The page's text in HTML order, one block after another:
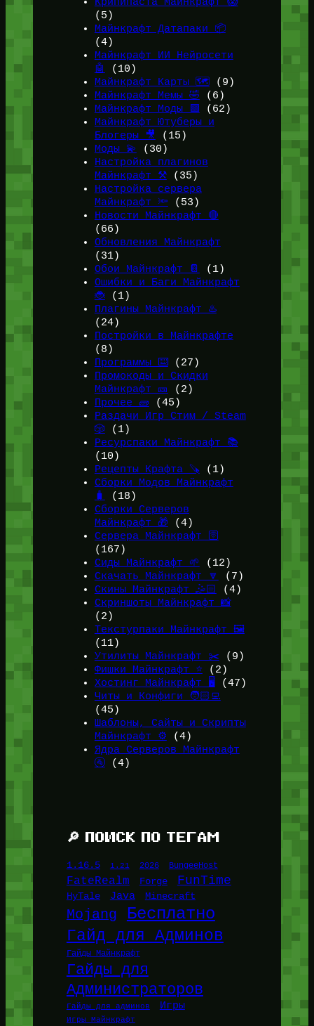
Крипипаста Майнкрафт 😱
(5)
Майнкрафт Датапаки 📦
(4)
Майнкрафт ИИ Нейросети
🤖
(10)
Майнкрафт Карты 🗺️(9)
Майнкрафт Мемы 🤣 (6)
Майнкрафт Моды 🟩 (62)
Майнкрафт Ютуберы и
Блогеры 🎥
(15)
Моды 💫
(30)
Настройка плагинов
Майнкрафт ⚒️(35)
Настройка сервера
Майнкрафт 🔦 (53)
Новости Майнкрафт 🔴
(66)
Обновления Майнкрафт
(31)
Обои Майнкрафт 📔
(1)
Ошибки и Баги Майнкрафт
🐞(1)
Плагины Майнкрафт ♨️
(24)
Постройки в Майнкрафте
(8)
Программы ⌨️(27)
Промокоды и Скидки
Майнкрафт 🎫
(2)
Прочее 🧱 (45)
Раздачи Игр Стим / Steam
🎲 (1)
Ресурспаки Майнкрафт 📚
(10)
Рецепты Крафта 🪚 (1)
Сборки Модов Майнкрафт
🧳
(18)
Сборки Серверов
Майнкрафт 🎁 (4)
Сервера Майнкрафт 🛜
(167)
Сиды Майнкрафт 🌱
(12)
Скачать Майнкрафт 🔽
(7)
Скины Майнкрафт 🤹🏻
(4)
Скриншоты Майнкрафт 📸
(2)
Текстурпаки Майнкрафт 🖼️
(11)
Утилиты Майнкрафт ✂️ (9)
Фишки Майнкрафт ⭐(2)
Хостинг Майнкрафт 🖥️ (47)
Читы и Конфиги 🧑🏻‍💻
(45)
Шаблоны, Сайты и Скрипты
Майнкрафт ⚙️ (4)
Ядра Серверов Майнкрафт
🚰(4)
🔎 ПОИСК ПО ТЕГАМ
1.16.5 1.21 2026 BungeeHost
FateRealm Forge FunTime
HyTale Java Minecraft
Mojang Бесплатно
Гайд для Админов
Гайды Майнкрафт
Гайды для
Администраторов
Гайды для админов Игры
Игры Майнкрафт